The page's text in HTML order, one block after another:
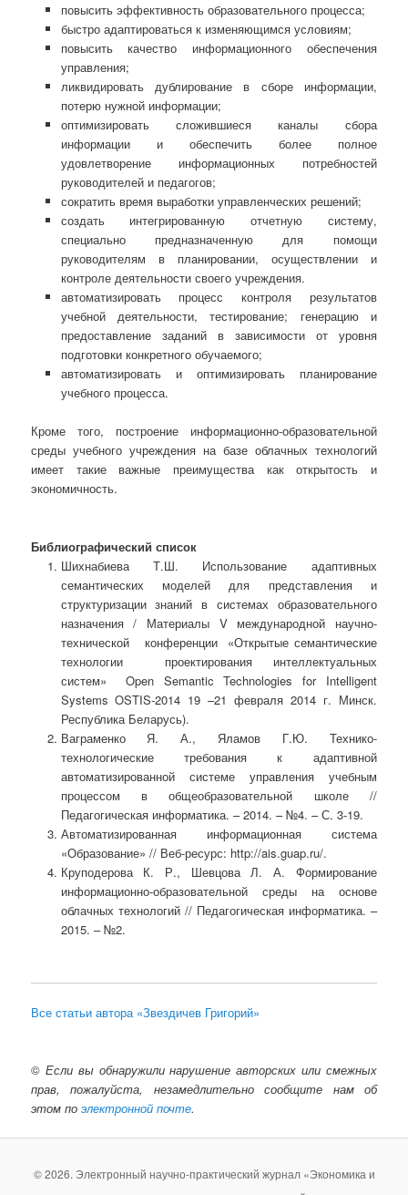
повысить эффективность образовательного процесса;
быстро адаптироваться к изменяющимся условиям;
повысить качество информационного обеспечения
управления;
ликвидировать дублирование в сборе информации,
потерю нужной информации;
оптимизировать сложившиеся каналы сбора
информации и обеспечить более полное
удовлетворение информационных потребностей
руководителей и педагогов;
сократить время выработки управленческих решений;
создать интегрированную отчетную систему,
специально предназначенную для помощи
руководителям в планировании, осуществлении и
контроле деятельности своего учреждения.
автоматизировать процесс контроля результатов
учебной деятельности, тестирование; генерацию и
предоставление заданий в зависимости от уровня
подготовки конкретного обучаемого;
автоматизировать и оптимизировать планирование
учебного процесса.
Кроме того, построение информационно-образовательной
среды учебного учреждения на базе облачных технологий
имеет такие важные преимущества как открытость и
экономичность.
Библиографический список
Шихнабиева Т.Ш. Использование адаптивных
семантических моделей для представления и
структуризации знаний в системах образовательного
назначения / Материалы V международной научно-
технической конференции «Открытые семантические
технологии проектирования интеллектуальных
систем» Open Semantic Technologies for Intelligent
Systems OSTIS-2014 19 –21 февраля 2014 г. Минск.
Республика Беларусь).
Ваграменко Я. А., Яламов Г.Ю. Технико-
технологические требования к адаптивной
автоматизированной системе управления учебным
процессом в общеобразовательной школе //
Педагогическая информатика. – 2014. – №4. – С. 3-19.
Автоматизированная информационная система
«Образование» // Веб-ресурс: http://ais.guap.ru/.
Круподерова К. Р., Шевцова Л. А. Формирование
информационно-образовательной среды на основе
облачных технологий // Педагогическая информатика. –
2015. – №2.
Все статьи автора «Звездичев Григорий»
© Если вы обнаружили нарушение авторских или смежных
прав, пожалуйста, незамедлительно сообщите нам об
этом поэлектронной почте.
© 2026. Электронный научно-практический журнал «Экономика и